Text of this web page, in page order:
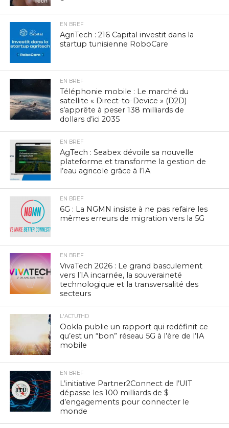
EN BREF
AgriTech : 216 Capital investit dans la
startup tunisienne RoboCare
EN BREF
Téléphonie mobile : Le marché du
satellite « Direct-to-Device » (D2D)
s’apprête à peser 138 milliards de
dollars d’ici 2035
EN BREF
AgTech : Seabex dévoile sa nouvelle
plateforme et transforme la gestion de
l’eau agricole grâce à l’IA
EN BREF
6G : La NGMN insiste à ne pas refaire les
mêmes erreurs de migration vers la 5G
EN BREF
VivaTech 2026 : Le grand basculement
vers l’IA incarnée, la souveraineté
technologique et la transversalité des
secteurs
L'ACTUTHD
Ookla publie un rapport qui redéfinit ce
qu’est un “bon” réseau 5G à l’ère de l’IA
mobile
EN BREF
L’initiative Partner2Connect de l’UIT
dépasse les 100 milliards de $
d’engagements pour connecter le
monde